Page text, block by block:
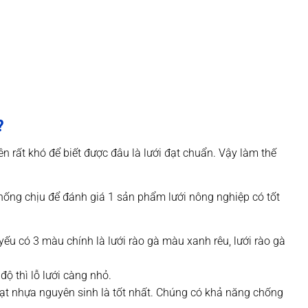
rất khó để biết được đâu là lưới đạt chuẩn. Vậy làm thế
chịu để đánh giá 1 sản phẩm lưới nông nghiệp có tốt
có 3 màu chính là lưới rào gà màu xanh rêu, lưới rào gà
thì lỗ lưới càng nhỏ.
nhựa nguyên sinh là tốt nhất. Chúng có khả năng chống